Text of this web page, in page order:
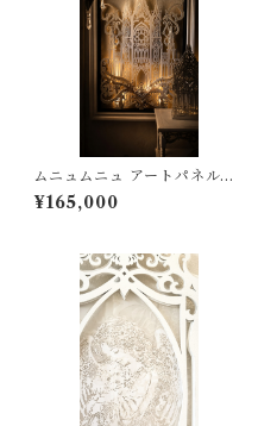
ムニュムニュ アートパネル
「天上のノートルダム」
¥165,000